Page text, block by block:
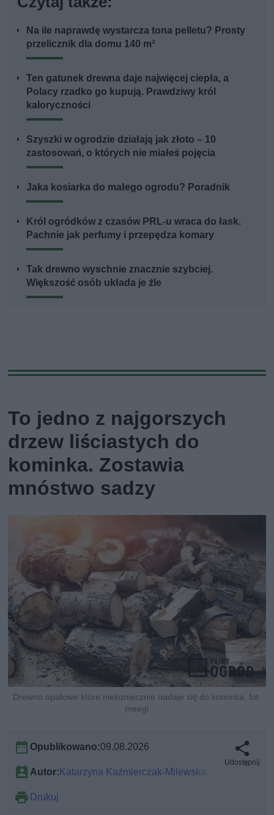
Na ile naprawdę wystarcza tona pelletu? Prosty
przelicznik dla domu 140 m²
Ten gatunek drewna daje najwięcej ciepła, a
Polacy rzadko go kupują. Prawdziwy król
kaloryczności
Szyszki w ogrodzie działają jak złoto – 10
zastosowań, o których nie miałeś pojęcia
Jaka kosiarka do małego ogrodu? Poradnik
Król ogródków z czasów PRL-u wraca do łask.
Pachnie jak perfumy i przepędza komary
Tak drewno wyschnie znacznie szybciej.
Większość osób układa je źle
To jedno z najgorszych
drzew liściastych do
kominka. Zostawia
mnóstwo sadzy
Drewno opałowe które niekoniecznie nadaje się do kominka, fot.
meegi
Opublikowano:09.08.2026
Autor:Katarzyna Kaźmierczak-Milewska
Drukuj
Udostępnij